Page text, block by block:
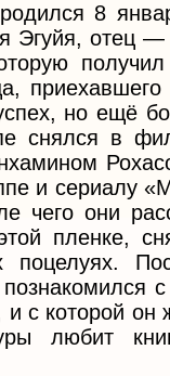
8
Эгуйя, отец —
но ещё
снялся в
и сериалу
чего они
пленке,
поцелуях.
с которой
любит